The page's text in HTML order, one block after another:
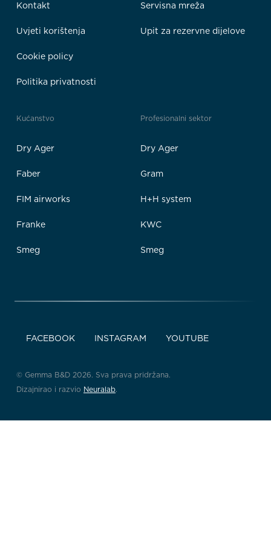
Kontakt
Uvjeti korištenja
Cookie policy
Politika privatnosti
Servisna mreža
Upit za rezervne dijelove
Kućanstvo
Dry Ager
Faber
FIM airworks
Franke
Smeg
Profesionalni sektor
Dry Ager
Gram
H+H system
KWC
Smeg
FACEBOOK INSTAGRAM YOUTUBE
© Gemma B&D 2026. Sva prava pridržana.
Dizajnirao i razvio Neuralab.